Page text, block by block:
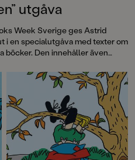
utgåva
Week Sverige ges Astrid
i en specialutgåva med texter om
Den innehåller även
nätverk i Tjeckoslovakien under
avslutas med efterord av
mottagare av Astrid Lindgren
vi även publicerar här.